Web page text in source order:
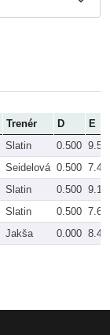
Trenér D
E
Slatin 0.500
Seidelová 0.500
Slatin 0.500
Slatin 0.500
Jakša 0.000